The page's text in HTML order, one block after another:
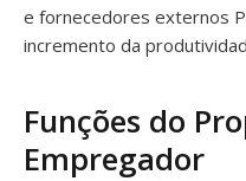
e fornecedores externos
incremento da
Funções do
Empregador